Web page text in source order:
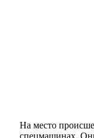
На место